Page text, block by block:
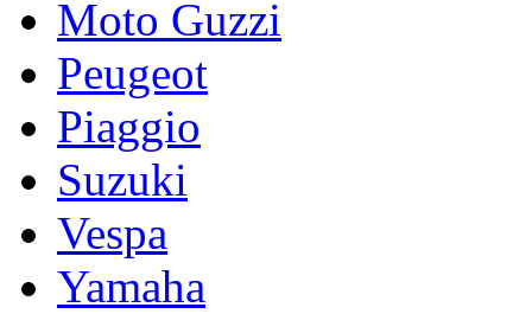
Moto Guzzi
Peugeot
Piaggio
Suzuki
Vespa
Yamaha